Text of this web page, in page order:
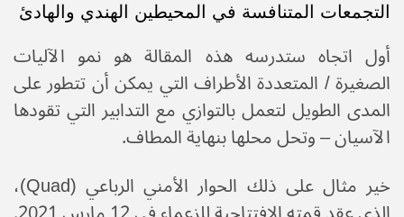
التجمعات المتنافسة في المحيطين الهندي والهادئ
أول اتجاه ستدرسه هذه المقالة هو نمو الآليات
الصغيرة / المتعددة الأطراف التي يمكن أن تتطور على
المدى الطويل لتعمل بالتوازي مع التدابير التي تقودها
الآسيان – وتحل محلها بنهاية المطاف.
خير مثال على ذلك الحوار الأمني الرباعي (Quad)،